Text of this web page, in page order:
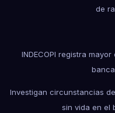
de
INDECOPI registra
Investigan circunstancias
sin vida en el